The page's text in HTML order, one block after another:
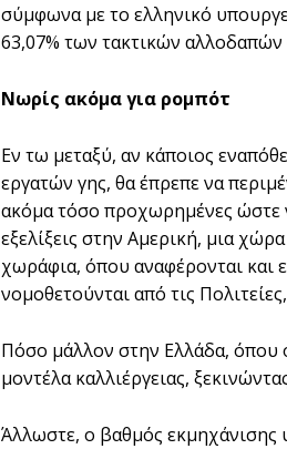
σύµφωνα µε το ελληνικό
63,07% των τακτικών αλλοδαπών
Νωρίς ακόµα για ροµπότ
Εν τω µεταξύ, αν κάποιος
εργατών γης, θα έπρεπε να
ακόµα τόσο προχωρηµένες ώστε
εξελίξεις στην Αµερική, µια
χωράφια, όπου αναφέρονται και
νοµοθετούνται από τις
Πόσο µάλλον στην Ελλάδα, όπου
µοντέλα καλλιέργειας,
Άλλωστε, ο βαθµός εκµηχάνισης